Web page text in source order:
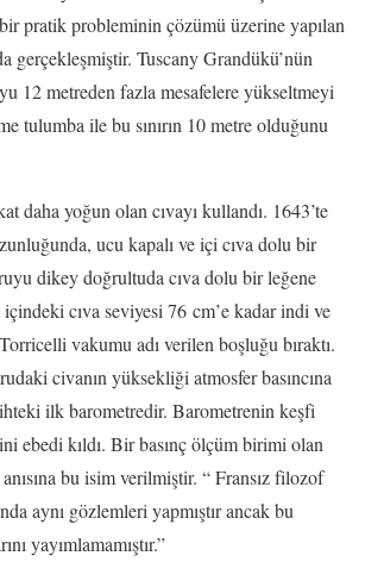
pratik probleminin çözümü üzerine yapılan
gerçekleşmiştir. Tuscany Grandükü’nün
12 metreden fazla mesafelere yükseltmeyi
tulumba ile bu sınırın 10 metre olduğunu
daha yoğun olan cıvayı kullandı. 1643’te
ucu kapalı ve içi cıva dolu bir
dikey doğrultuda cıva dolu bir leğene
cıva seviyesi 76 cm’e kadar indi ve
vakumu adı verilen boşluğu bıraktı.
civanın yüksekliği atmosfer basıncına
ilk barometredir. Barometrenin keşfi
ebedi kıldı. Bir basınç ölçüm birimi olan
bu isim verilmiştir. “ Fransız filozof
aynı gözlemleri yapmıştır ancak bu
yayımlamamıştır.”